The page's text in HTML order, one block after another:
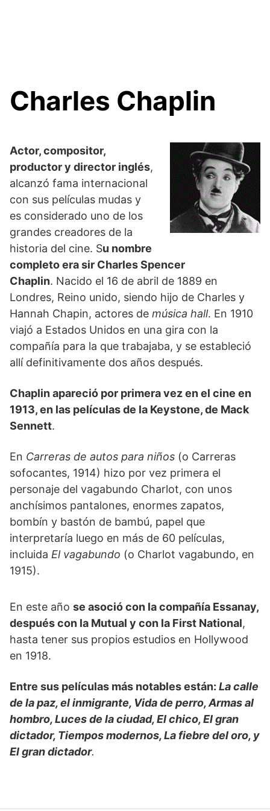
Charles Chaplin
Actor, compositor,
productor y director inglés,
alcanzó fama internacional
con sus películas mudas y
es considerado uno de los
grandes creadores de la
historia del cine. Su nombre
completo era sir Charles Spencer
Chaplin. Nacido el 16 de abril de 1889 en
Londres, Reino unido, siendo hijo de Charles y
Hannah Chapin, actores de música hall. En 1910
viajó a Estados Unidos en una gira con la
compañía para la que trabajaba, y se estableció
allí definitivamente dos años después.
Chaplin apareció por primera vez en el cine en
1913, en las películas de la Keystone, de Mack
Sennett.
En Carreras de autos para niños (o Carreras
sofocantes, 1914) hizo por vez primera el
personaje del vagabundo Charlot, con unos
anchísimos pantalones, enormes zapatos,
bombín y bastón de bambú, papel que
interpretaría luego en más de 60 películas,
incluida El vagabundo (o Charlot vagabundo, en
1915).
En este año se asoció con la compañía Essanay,
después con la Mutual y con la First National,
hasta tener sus propios estudios en Hollywood
en 1918.
Entre sus películas más notables están: La calle
de la paz, el inmigrante, Vida de perro, Armas al
hombro, Luces de la ciudad, El chico, El gran
dictador, Tiempos modernos, La fiebre del oro, y
El gran dictador.